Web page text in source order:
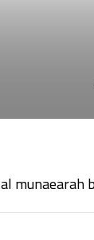
munaearah